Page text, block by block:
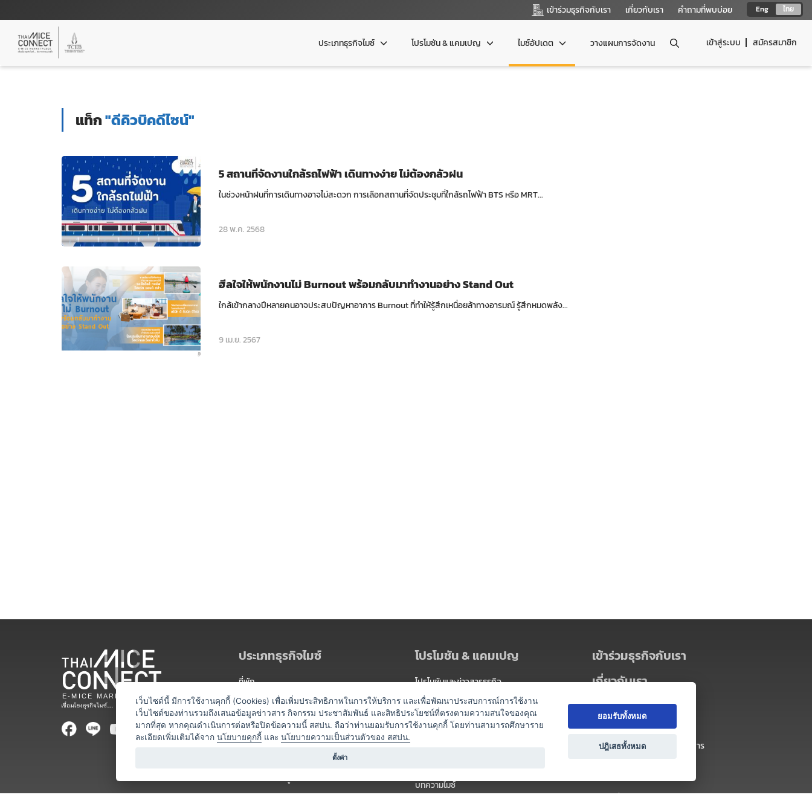
Eng ไทย
เข้าร่วมธุรกิจกับเรา เกี่ยวกับเรา คำถามที่พบบ่อย
เข้าสู่ระบบ สมัครสมาชิก
ประเภทธุรกิจไมซ์ โปรโมชัน & แคมเปญ ไมซ์อัปเดต วางแผนการจัดงาน
แท็ก"ดีคิวบิคดีไซน์"
5 สถานที่จัดงานใกล้รถไฟฟ้า เดินทางง่าย ไม่ต้องกลัวฝน
ในช่วงหน้าฝนที่การเดินทางอาจไม่สะดวก การเลือกสถานที่จัดประชุมที่ใกล้รถไฟฟ้า BTS หรือ MRT...
28 พ.ค. 2568
ฮีลใจให้พนักงานไม่ Burnout พร้อมกลับมาทำงานอย่าง Stand Out
ใกล้เข้ากลางปีหลายคนอาจประสบปัญหาอาการ Burnout ที่ทำให้รู้สึกเหนื่อยล้าทางอารมณ์ รู้สึกหมดพลัง...
9 เม.ย. 2567
ประเภทธุรกิจไมซ์
ที่พัก
สถานที่จัดงาน
ท่องเที่ยว / นำเที่ยว
ออแกไนเซอร์
บริการสำหรับผู้จัดงาน
โปรโมชัน & แคมเปญ
โปรโมชันและข่าวสารธุรกิจ
แพ็กเกจ
แคมเปญ
บทความไมซ์
เข้าร่วมธุรกิจกับเรา
เกี่ยวกับเรา
เกี่ยวกับ Thai MICE Connect
นโยบายความเป็นส่วนตัว
ข้อตกลง และเงื่อนไขการใช้บริการ
เว็บไซต์นี้ มีการใช้งานคุกกี้ (Cookies) เพื่อเพิ่มประสิทธิภาพในการให้บริการ และเพื่อพัฒนาประสบการณ์การใช้งาน
เว็บไซต์ของท่านรวมถึงเสนอข้อมูลข่าวสาร กิจกรรม ประชาสัมพันธ์ และสิทธิประโยชน์ที่ตรงตามความสนใจของคุณ
มากที่สุด หากคุณดำเนินการต่อหรือปิดข้อความนี้ สสปน. ถือว่าท่านยอมรับการใช้งานคุกกี้ โดยท่านสามารถศึกษาราย
ละเอียดเพิ่มเติมได้จาก นโยบายคุกกี้ และ นโยบายความเป็นส่วนตัวของ สสปน.
ตั้งค่า
ยอมรับทั้งหมด
ปฎิเสธทั้งหมด